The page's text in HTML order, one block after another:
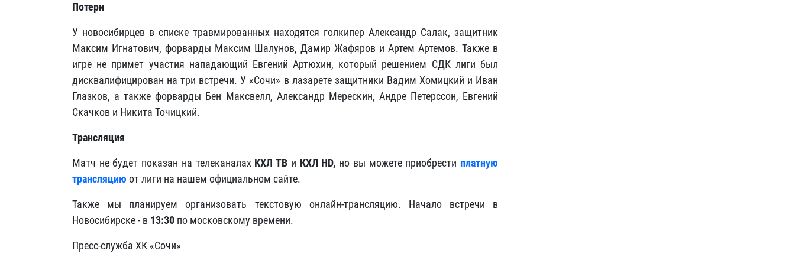
Потери
У новосибирцев в списке травмированных находятся голкипер Александр Салак, защитник
Максим Игнатович, форварды Максим Шалунов, Дамир Жафяров и Артем Артемов. Также в
игре не примет участия нападающий Евгений Артюхин, который решением СДК лиги был
дисквалифицирован на три встречи. У «Сочи» в лазарете защитники Вадим Хомицкий и Иван
Глазков, а также форварды Бен Максвелл, Александр Мерескин, Андре Петерссон, Евгений
Скачков и Никита Точицкий.
Трансляция
Матч не будет показан на телеканалах КХЛ ТВ и КХЛ HD, но вы можете приобрестиплатную
трансляцию от лиги на нашем официальном сайте.
Также мы планируем организовать текстовую онлайн-трансляцию. Начало встречи в
Новосибирске - в 13:30 по московскому времени.
Пресс-служба ХК «Сочи»